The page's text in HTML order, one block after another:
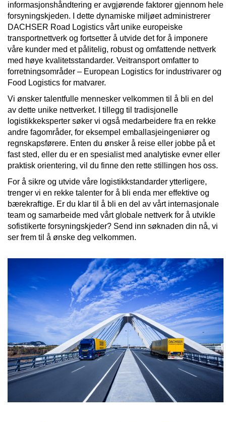
informasjonshåndtering er avgjørende faktorer gjennom hele
forsyningskjeden. I dette dynamiske miljøet administrerer
DACHSER Road Logistics vårt unike europeiske
transportnettverk og fortsetter å utvide det for å imponere
våre kunder med et pålitelig, robust og omfattende nettverk
med høye kvalitetsstandarder. Veitransport omfatter to
forretningsområder – European Logistics for industrivarer og
Food Logistics for matvarer.
Vi ønsker talentfulle mennesker velkommen til å bli en del
av dette unike nettverket. I tillegg til tradisjonelle
logistikkeksperter søker vi også medarbeidere fra en rekke
andre fagområder, for eksempel emballasjeingeniører og
regnskapsførere. Enten du ønsker å reise eller jobbe på et
fast sted, eller du er en spesialist med analytiske evner eller
praktisk orientering, vil du finne den rette stillingen hos oss.
For å sikre og utvide våre logistikkstandarder ytterligere,
trenger vi en rekke talenter for å bli enda mer effektive og
bærekraftige. Er du klar til å bli en del av vårt internasjonale
team og samarbeide med vårt globale nettverk for å utvikle
sofistikerte forsyningskjeder? Send inn søknaden din nå, vi
ser frem til å ønske deg velkommen.